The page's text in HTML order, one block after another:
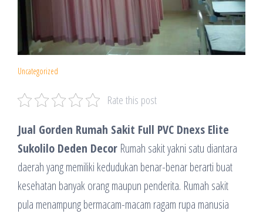
Uncategorized
Rate this post
Jual Gorden Rumah Sakit Full PVC Dnexs Elite
Sukolilo Deden Decor Rumah sakit yakni satu diantara
daerah yang memiliki kedudukan benar-benar berarti buat
kesehatan banyak orang maupun penderita. Rumah sakit
pula menampung bermacam-macam ragam rupa manusia